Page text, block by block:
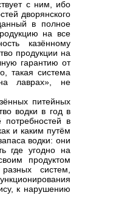
с ним, ибо
дворянского
в полное
на все
казённому
продукции на
гарантию от
такая система
на лаврах», не
питейных
водки в год в
в
и каким путём
водки: они
где угодно на
продуктом
систем,
к нарушению